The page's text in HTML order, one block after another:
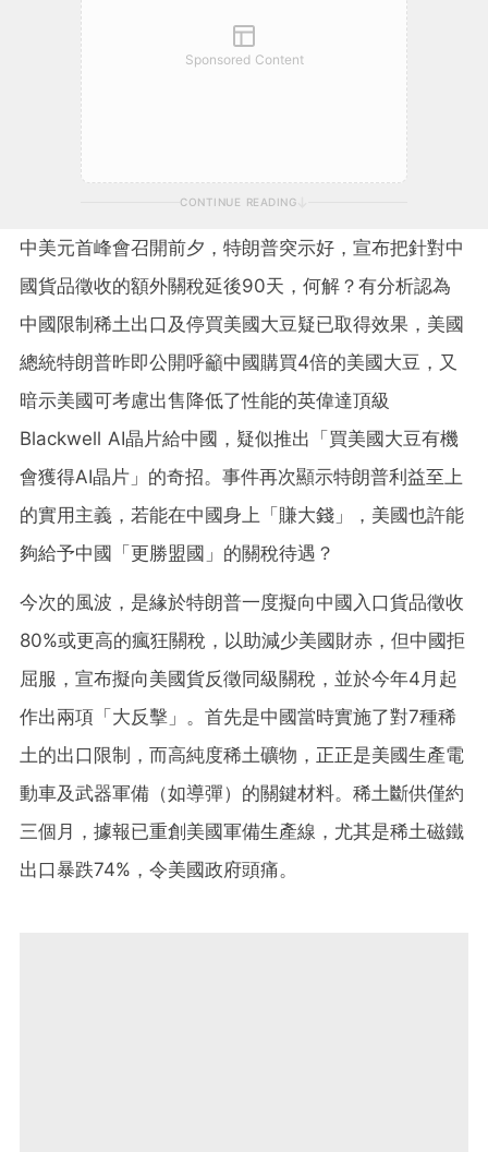
Sponsored Content
CONTINUE READING
中美元首峰會召開前夕，特朗普突示好，宣布把針對中
國貨品徵收的額外關稅延後90天，何解？有分析認為
中國限制稀土出口及停買美國大豆疑已取得效果，美國
總統特朗普昨即公開呼籲中國購買4倍的美國大豆，又
暗示美國可考慮出售降低了性能的英偉達頂級
Blackwell AI晶片給中國，疑似推出「買美國大豆有機
會獲得AI晶片」的奇招。事件再次顯示特朗普利益至上
的實用主義，若能在中國身上「賺大錢」，美國也許能
夠給予中國「更勝盟國」的關稅待遇？
今次的風波，是緣於特朗普一度擬向中國入口貨品徵收
80%或更高的瘋狂關稅，以助減少美國財赤，但中國拒
屈服，宣布擬向美國貨反徵同級關稅，並於今年4月起
作出兩項「大反擊」。首先是中國當時實施了對7種稀
土的出口限制，而高純度稀土礦物，正正是美國生產電
動車及武器軍備（如導彈）的關鍵材料。稀土斷供僅約
三個月，據報已重創美國軍備生產線，尤其是稀土磁鐵
出口暴跌74%，令美國政府頭痛。